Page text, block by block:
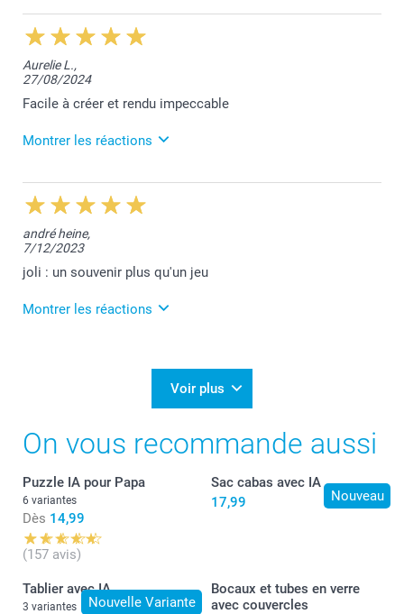
Aurelie L.,
27/08/2024
Facile à créer et rendu impeccable
Montrer les réactions
27/08/2024
12:11
Je vous remercie pour votre belle évaluation.
Cela fait très plaisir!
Bonne journée,
Lucie@smartphoto
andré heine,
7/12/2023
joli : un souvenir plus qu'un jeu
Montrer les réactions
votre jeu de cartes.
Bien à vous,
Lucie@smartphoto
Voir plus
On vous recommande aussi
Puzzle IA pour Papa
6 variantes
Dès 14,99
(157 avis)
Nouveau
Sac cabas avec IA
17,99
Nouvelle Variante
Tablier avec IA
3 variantes
Bocaux et tubes en verre
avec couvercles